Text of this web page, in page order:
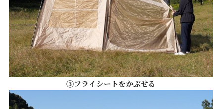
③フライシートをかぶせる